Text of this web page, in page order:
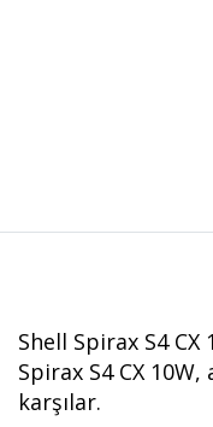
Shell Spirax S4
Spirax S4 CX
karşılar.